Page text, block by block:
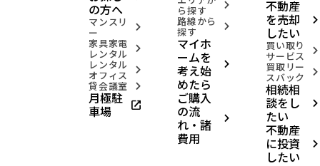
の方へ
マンスリ
ー arrow_forward_ios
家具家電
レンタル arrow_forward_ios
レンタル
オフィス arrow_forward_ios
貸会議室 arrow_forward_ios
月極駐
車場 open_in_new
ら探す arrow_forward_ios
路線から
探す arrow_forward_ios
マイホ
ームを
考え始
めたら
arrow_forward_ios
ご購入
の流
れ・諸
費用
arrow_forward_ios
不動産
を売却
したい
arrow_forward_ios
買い取り
サービス arrow_forward_ios
買取リー
スバック arrow_forward_ios
相続相
談をし
たい
arrow_forward_ios
不動産
に投資
したい
arrow_forward_ios